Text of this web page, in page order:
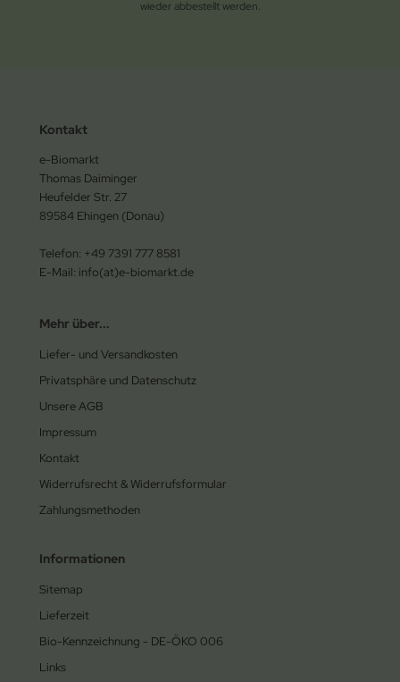
wieder abbestellt werden.
Kontakt
e-Biomarkt
Thomas Daiminger
Heufelder Str. 27
89584 Ehingen (Donau)
Telefon: +49 7391 777 8581
E-Mail: info(at)e-biomarkt.de
Mehr über...
Liefer- und Versandkosten
Privatsphäre und Datenschutz
Unsere AGB
Impressum
Kontakt
Widerrufsrecht & Widerrufsformular
Zahlungsmethoden
Informationen
Sitemap
Lieferzeit
Bio-Kennzeichnung - DE-ÖKO 006
Links